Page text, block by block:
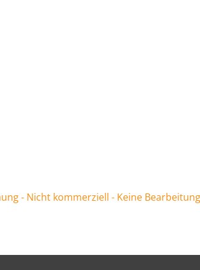
- Nicht kommerziell - Keine